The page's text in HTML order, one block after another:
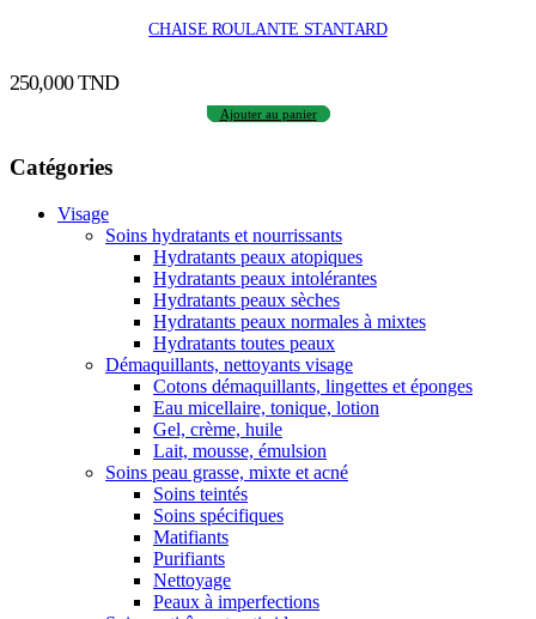
CHAISE ROULANTE STANTARD
250,000TND
Ajouter au panier
Catégories
Visage
Soins hydratants et nourrissants
Hydratants peaux atopiques
Hydratants peaux intolérantes
Hydratants peaux sèches
Hydratants peaux normales à mixtes
Hydratants toutes peaux
Démaquillants, nettoyants visage
Cotons démaquillants, lingettes et éponges
Eau micellaire, tonique, lotion
Gel, crème, huile
Lait, mousse, émulsion
Soins peau grasse, mixte et acné
Soins teintés
Soins spécifiques
Matifiants
Purifiants
Nettoyage
Peaux à imperfections